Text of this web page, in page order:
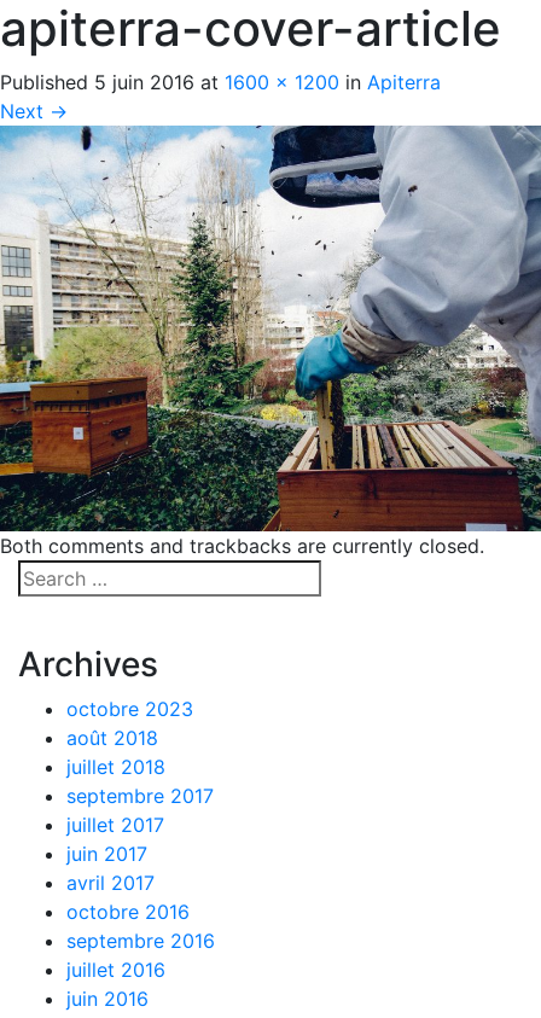
apiterra-cover-article
Published 5 juin 2016 at 1600 × 1200 in Apiterra
Next →
Both comments and trackbacks are currently closed.
Archives
octobre 2023
août 2018
juillet 2018
septembre 2017
juillet 2017
juin 2017
avril 2017
octobre 2016
septembre 2016
juillet 2016
juin 2016